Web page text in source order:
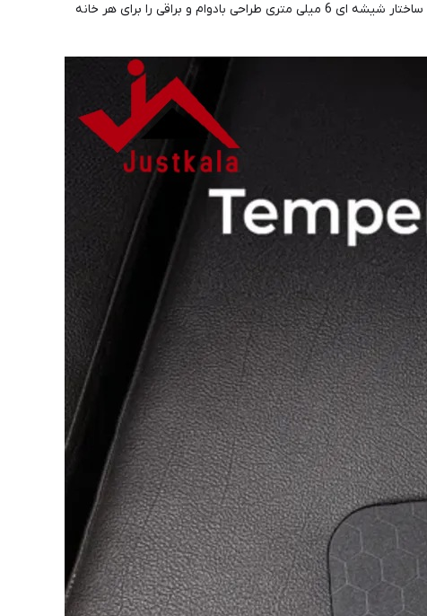
یا 400 پوند وزن داشته باشد. سطح شیشه ای که به راحتی تمیز می شود باعث می شود وزن به طور یکنواخت در سراسر ترازو توزیع شود و ساختار شیشه ای 6 میلی متری طراحی بادوام و براقی را برای هر خانه